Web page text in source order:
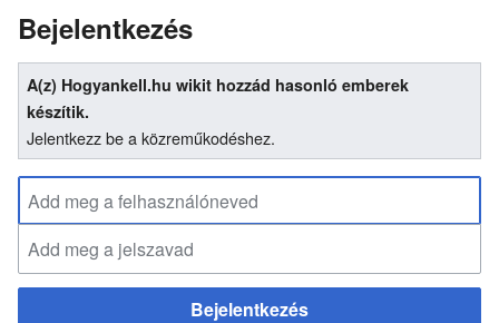
Bejelentkezés
A(z) Hogyankell.hu wikit hozzád hasonló emberek
készítik.
Jelentkezz be a közreműkodéshez.
Bejelentkezés